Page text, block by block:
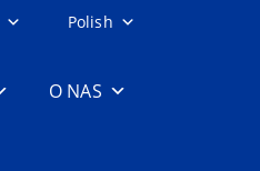
Polish
O NAS